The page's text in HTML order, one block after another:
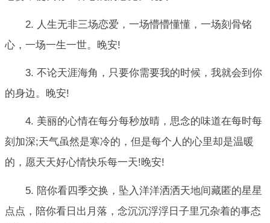
2. 人生无非三场恋爱，一场懵懵懂懂，一场刻骨铭
心，一场一生一世。晚安!
3. 不论天涯海角，只要你需要我的时候，我就会到你
的身边。晚安!
4. 美丽的心情在每分每秒放晴，思念的味道在每时每
刻加深;天气虽然是寒冷的，但是每个人的心里却是温暖
的，愿天天好心情快乐每一天!晚安!
5. 陪你看四季交换，坠入洋洋洒洒天地间藏匿的星星
点点，陪你看日出月落，念沉沉浮浮日子里冗杂着的事态